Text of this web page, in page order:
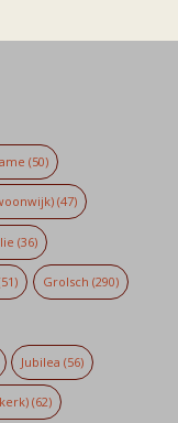
(50)
(47)
(36)
Grolsch (290)
Jubilea (56)
(62)